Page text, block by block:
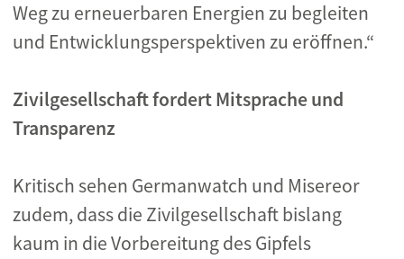
Weg zu erneuerbaren Energien zu begleiten
und Entwicklungsperspektiven zu eröffnen.“
Zivilgesellschaft fordert Mitsprache und
Transparenz
Kritisch sehen Germanwatch und Misereor
zudem, dass die Zivilgesellschaft bislang
kaum in die Vorbereitung des Gipfels